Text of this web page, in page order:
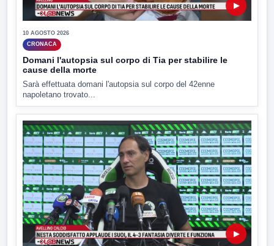
▶
10 AGOSTO 2026
CRONACA
Domani l'autopsia sul corpo di Tia per stabilire le
cause della morte
Sarà effettuata domani l'autopsia sul corpo del 42enne
napoletano trovato...
▶